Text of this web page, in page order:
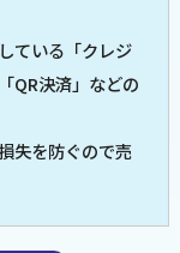
ている「クレジ
QR決済」などの
失を防ぐので売